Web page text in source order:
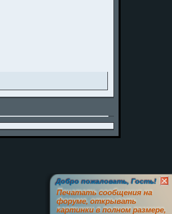
Добро пожаловать, Гость!
Печатать сообщения на
форуме, открывать
картинки в полном размере,